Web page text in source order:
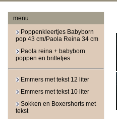
menu
Poppenkleertjes Babyborn
pop 43 cm/Paola Reina 34 cm
Paola reina + babyborn
poppen en brilletjes
Emmers met tekst 12 liter
Emmers met tekst 10 liter
Sokken en Boxershorts met
tekst